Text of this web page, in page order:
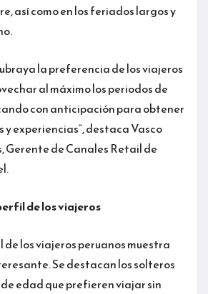
así como en los feriados largos y
la preferencia de los viajeros
al máximo los periodos de
con anticipación para obtener
y experiencias”, destaca Vasco
Gerente de Canales Retail de
de los viajeros
de los viajeros peruanos muestra
Se destacan los solteros
de edad que prefieren viajar sin